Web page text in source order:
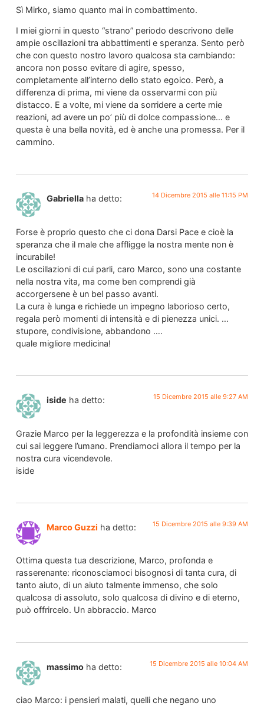
Sì Mirko, siamo quanto mai in combattimento.
I miei giorni in questo “strano” periodo descrivono delle
ampie oscillazioni tra abbattimenti e speranza. Sento però
che con questo nostro lavoro qualcosa sta cambiando:
ancora non posso evitare di agire, spesso,
completamente all’interno dello stato egoico. Però, a
differenza di prima, mi viene da osservarmi con più
distacco. E a volte, mi viene da sorridere a certe mie
reazioni, ad avere un po’ più di dolce compassione… e
questa è una bella novità, ed è anche una promessa. Per il
cammino.
Gabriella ha detto: 14 Dicembre 2015 alle 11:15 PM
Forse è proprio questo che ci dona Darsi Pace e cioè la
speranza che il male che affligge la nostra mente non è
incurabile!
Le oscillazioni di cui parli, caro Marco, sono una costante
nella nostra vita, ma come ben comprendi già
accorgersene è un bel passo avanti.
La cura è lunga e richiede un impegno laborioso certo,
regala però momenti di intensità e di pienezza unici. …
stupore, condivisione, abbandono ….
quale migliore medicina!
iside ha detto: 15 Dicembre 2015 alle 9:27 AM
Grazie Marco per la leggerezza e la profondità insieme con
cui sai leggere l’umano. Prendiamoci allora il tempo per la
nostra cura vicendevole.
iside
Marco Guzzi ha detto: 15 Dicembre 2015 alle 9:39 AM
Ottima questa tua descrizione, Marco, profonda e
rasserenante: riconosciamoci bisognosi di tanta cura, di
tanto aiuto, di un aiuto talmente immenso, che solo
qualcosa di assoluto, solo qualcosa di divino e di eterno,
può offrircelo. Un abbraccio. Marco
massimo ha detto: 15 Dicembre 2015 alle 10:04 AM
ciao Marco: i pensieri malati, quelli che negano uno